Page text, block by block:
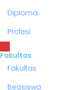
Diploma
Profesi
Fakultas
Fakultas
Beasiswa